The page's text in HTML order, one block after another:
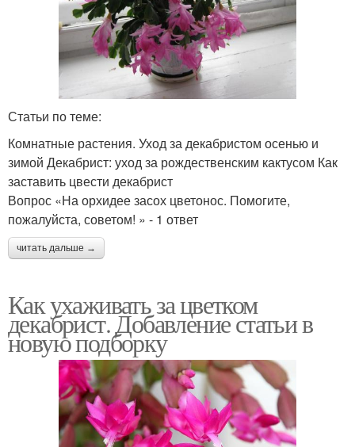
Статьи по теме:
Комнатные растения. Уход за декабристом осенью и
зимой Декабрист: уход за рождественским кактусом Как
заставить цвести декабрист
Вопрос «На орхидее засох цветонос. Помогите,
пожалуйста, советом! » - 1 ответ
читать дальше →
Как ухаживать за цветком
декабрист. Добавление статьи в
новую подборку